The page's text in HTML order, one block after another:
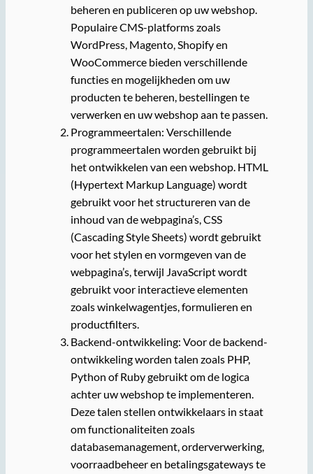
beheren en publiceren op uw webshop.
Populaire CMS-platforms zoals
WordPress, Magento, Shopify en
WooCommerce bieden verschillende
functies en mogelijkheden om uw
producten te beheren, bestellingen te
verwerken en uw webshop aan te passen.
Programmeertalen: Verschillende
programmeertalen worden gebruikt bij
het ontwikkelen van een webshop. HTML
(Hypertext Markup Language) wordt
gebruikt voor het structureren van de
inhoud van de webpagina’s, CSS
(Cascading Style Sheets) wordt gebruikt
voor het stylen en vormgeven van de
webpagina’s, terwijl JavaScript wordt
gebruikt voor interactieve elementen
zoals winkelwagentjes, formulieren en
productfilters.
Backend-ontwikkeling: Voor de backend-
ontwikkeling worden talen zoals PHP,
Python of Ruby gebruikt om de logica
achter uw webshop te implementeren.
Deze talen stellen ontwikkelaars in staat
om functionaliteiten zoals
databasemanagement, orderverwerking,
voorraadbeheer en betalingsgateways te